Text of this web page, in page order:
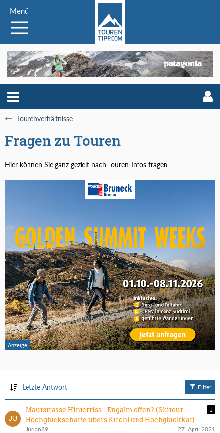
Menü
Tourenverhältnisse
Fragen zu Touren
Hier können Sie ganz gezielt nach Touren-Infos fragen
Letzte Antwort Filter
Mautstrasse Hinterriss - Engalm offen? (Skitour
Hochglückscharte ubers Kirchl und Hochglückkar)
1
Jurian89 27. April 2021